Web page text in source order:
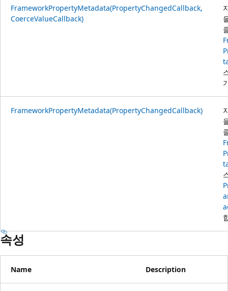
FrameworkPropertyMetadata(PropertyChangedCallback,
CoerceValueCallback)
FrameworkPropertyMetadata(PropertyChangedCallback)
속성
Name Description